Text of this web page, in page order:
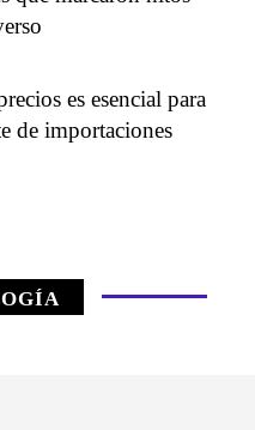
es esencial para
de importaciones